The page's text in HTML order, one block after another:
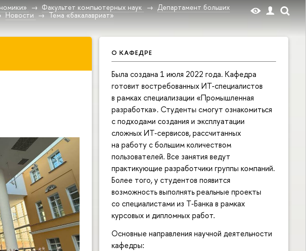
Факультет компьютерных наук
Департамент больших
Новости Тема «бакалавриат»
О КАФЕДРЕ
Была создана 1 июля 2022 года. Кафедра
готовит востребованных ИТ-специалистов
в рамках специализации «Промышленная
разработка». Студенты смогут ознакомиться
с подходами создания и эксплуатации
сложных ИТ-сервисов, рассчитанных
на работу с большим количеством
пользователей. Все занятия ведут
практикующие разработчики группы компаний.
Более того, у студентов появится
возможность выполнять реальные проекты
со специалистами из Т-Банка в рамках
курсовых и дипломных работ.
Основные направления научной деятельности
кафедры: